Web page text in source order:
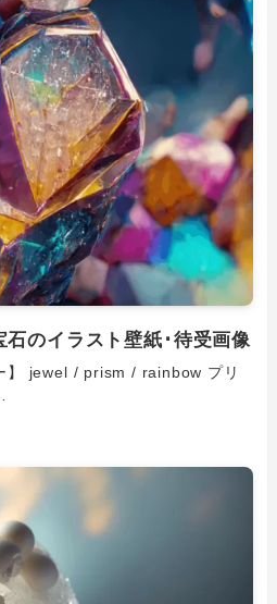
石のイラスト壁紙･待受画像
】 jewel / prism / rainbow プリ